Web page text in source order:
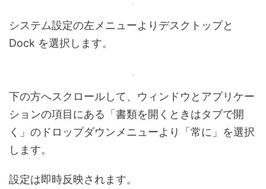
システム設定の左メニューよりデスクトップと
Dock を選択します。
下の方へスクロールして、ウィンドウとアプリケー
ションの項目にある「書類を開くときはタブで開
く」のドロップダウンメニューより「常に」を選択
します。
設定は即時反映されます。